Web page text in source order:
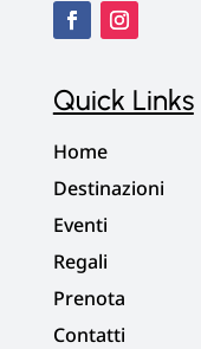
Quick Links
Home
Destinazioni
Eventi
Regali
Prenota
Contatti